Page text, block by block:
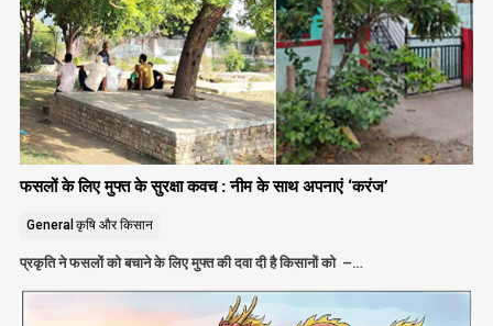
फसलों के लिए मुफ्त के सुरक्षा कवच : नीम के साथ अपनाएं ‘करंज’
General कृषि और किसान
प्रकृति ने फसलों को बचाने के लिए मुफ्त की दवा दी है किसानों को –…